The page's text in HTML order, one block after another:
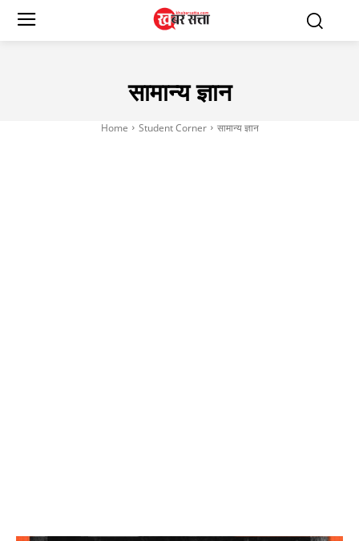
सामान्य ज्ञान
Home Student Corner सामान्य ज्ञान